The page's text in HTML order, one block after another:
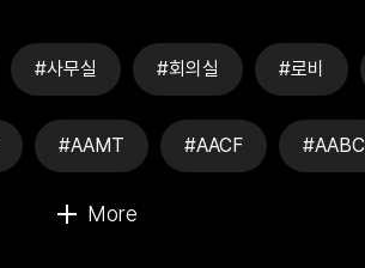
#사무실 #회의실 #로비
#AAMT #AACF #AABC